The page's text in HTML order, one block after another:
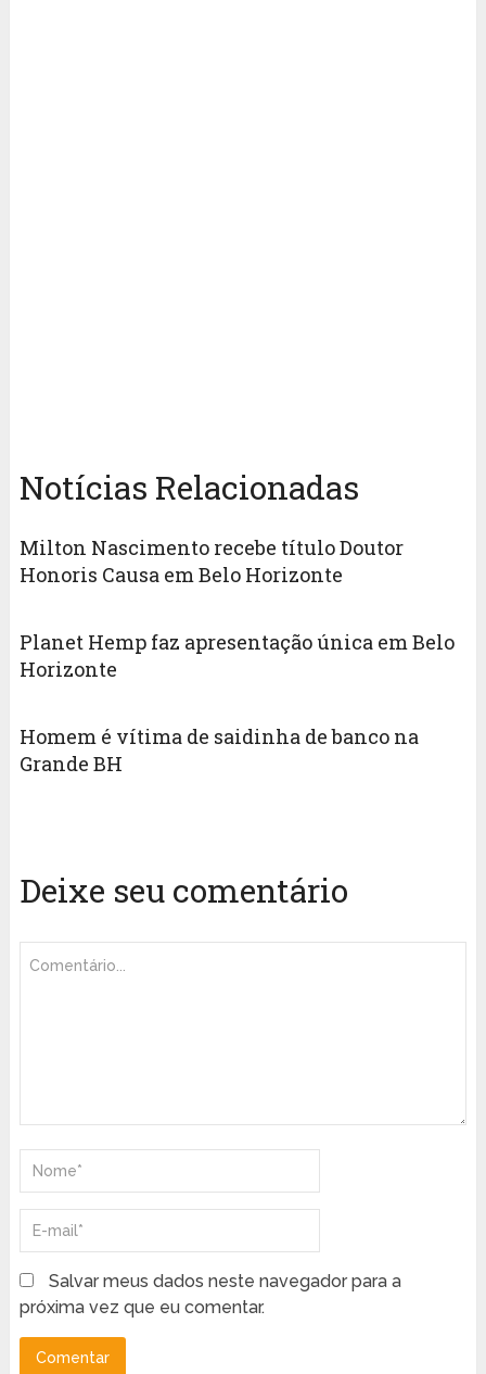
Notícias Relacionadas
Milton Nascimento recebe título Doutor
Honoris Causa em Belo Horizonte
Planet Hemp faz apresentação única em Belo
Horizonte
Homem é vítima de saidinha de banco na
Grande BH
Deixe seu comentário
Salvar meus dados neste navegador para a
próxima vez que eu comentar.